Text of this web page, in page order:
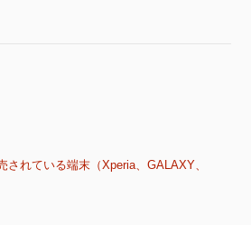
れている端末（Xperia、GALAXY、